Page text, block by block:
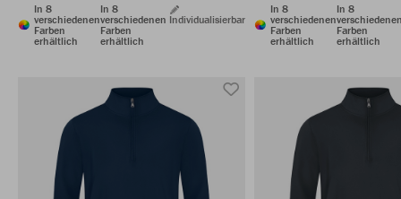
In 8
verschiedenen
Farben
erhältlich
In 8
verschiedenen
Farben
erhältlich
Individualisierbar
In 8
verschiedenen
Farben
erhältlich
In 8
Farben
erhältlich